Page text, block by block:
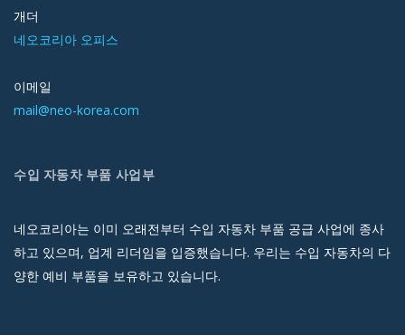
개더
네오코리아 오피스
이메일
mail@neo-korea.com
수입 자동차 부품 사업부
네오코리아는 이미 오래전부터 수입 자동차 부품 공급 사업에 종사
하고 있으며, 업계 리더임을 입증했습니다. 우리는 수입 자동차의 다
양한 예비 부품을 보유하고 있습니다.